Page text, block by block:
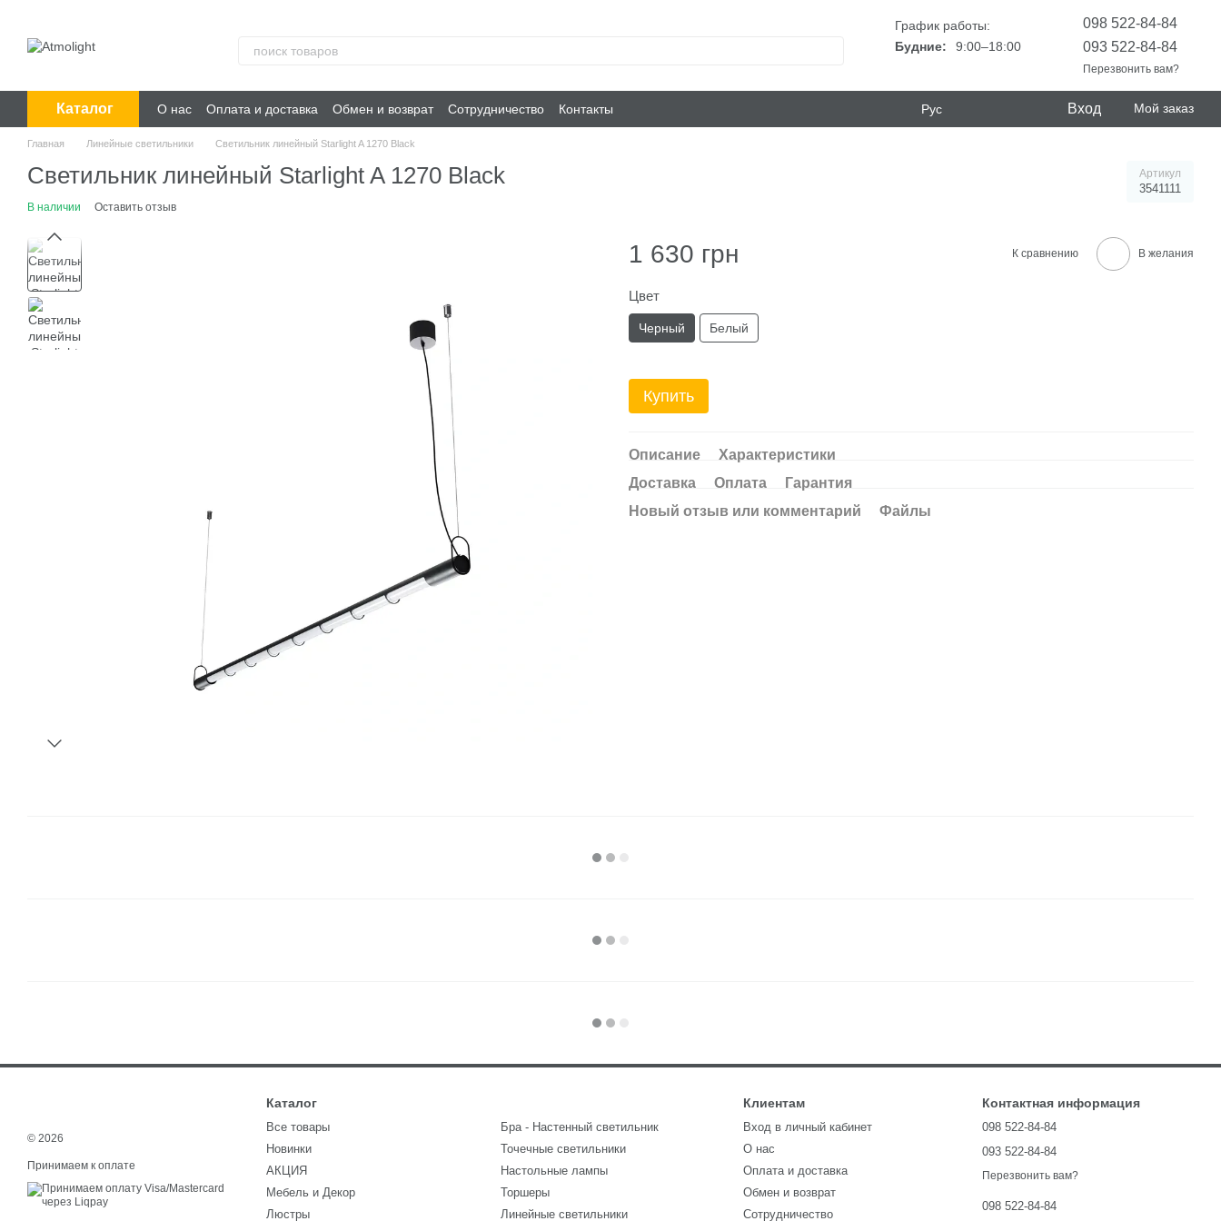
График работы:
Будние:
9:00–18:00
098 522-84-84
093 522-84-84
Перезвонить вам?
Каталог О нас Оплата и доставка Обмен и возврат Сотрудничество Контакты Рус Вход Мой заказ
Главная Линейные светильники Светильник линейный Starlight A 1270 Black
Светильник линейный Starlight A 1270 Black Артикул
3541111
В наличии Оставить отзыв
1 630 грн К сравнению В желания
Цвет
Черный Белый
Купить
Описание
Характеристики
Доставка
Оплата
Гарантия
Новый отзыв или комментарий
Файлы
© 2026
Принимаем к оплате
Каталог
Все товары
Новинки
АКЦИЯ
Мебель и Декор
Люстры
Бра - Настенный светильник
Точечные светильники
Настольные лампы
Торшеры
Линейные светильники
Клиентам
Вход в личный кабинет
О нас
Оплата и доставка
Обмен и возврат
Сотрудничество
Контактная информация
098 522-84-84
093 522-84-84
Перезвонить вам?
098 522-84-84